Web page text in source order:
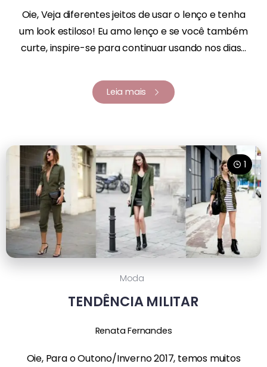
Oie, Veja diferentes jeitos de usar o lenço e tenha
um look estiloso! Eu amo lenço e se você também
curte, inspire-se para continuar usando nos dias...
Leia mais
1
Moda
TENDÊNCIA MILITAR
Renata Fernandes
Oie, Para o Outono/Inverno 2017, temos muitos